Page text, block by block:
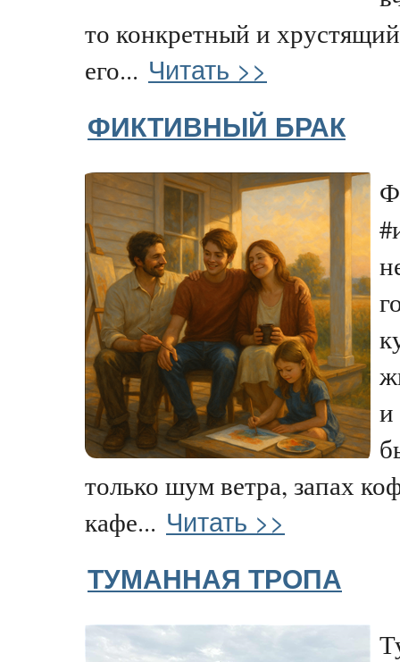
то конкретный и
его... Читать >>
ФИКТИВНЫЙ БРАК
и
только шум ветра, запах
кафе... Читать >>
ТУМАННАЯ ТРОПА